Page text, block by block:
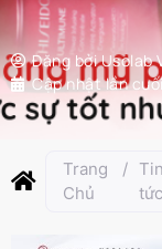
Đăng bởiUsolab
Cập nhật lần
Trang
Chủ
/ Tin
tức